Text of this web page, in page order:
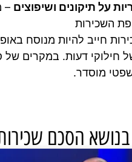
על תיקונים ושיפוצים –
השכירות
חייב להיות מנוסח
חילוקי דעות. במקרים
מוסדר.
הסכם